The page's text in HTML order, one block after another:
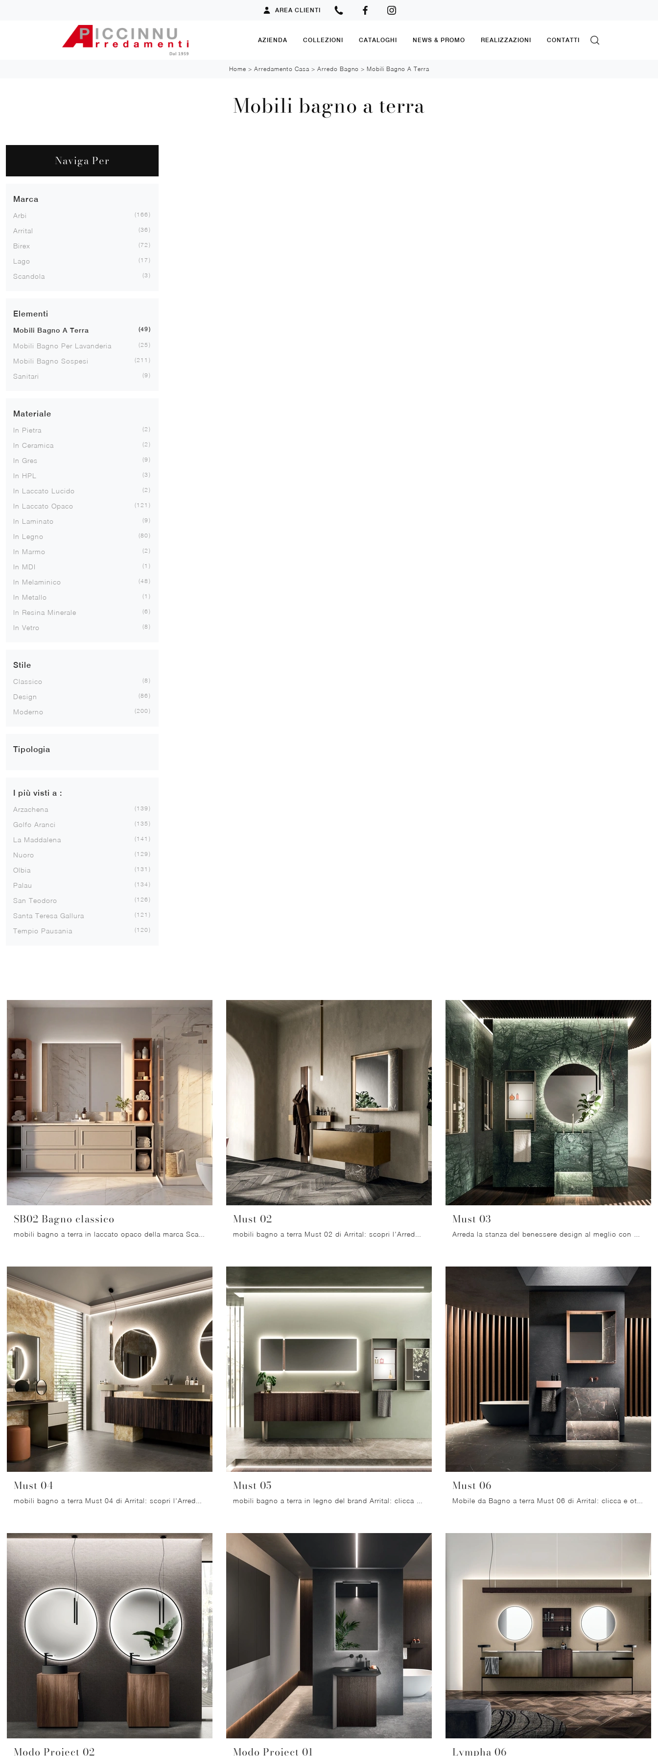
AREA CLIENTI
AZIENDA COLLEZIONI CATALOGHI NEWS & PROMO REALIZZAZIONI CONTATTI
Home > Arredamento Casa > Arredo Bagno > Mobili Bagno A Terra
Mobili bagno a terra
Naviga Per
Marca
Arbi 166
Arrital 36
Birex 72
Lago 17
Scandola 3
Elementi
Mobili Bagno A Terra 49
Mobili Bagno Per Lavanderia 25
Mobili Bagno Sospesi 211
Sanitari 9
Materiale
In Pietra 2
In Ceramica 2
In Gres 9
In HPL 3
In Laccato Lucido 2
In Laccato Opaco 121
In Laminato 9
In Legno 80
In Marmo 2
In MDI 1
In Melaminico 48
In Metallo 1
In Resina Minerale 6
In Vetro 8
Stile
Classico 8
Design 86
Moderno 200
Tipologia
I più visti a :
Arzachena 139
Golfo Aranci 135
La Maddalena 141
Nuoro 129
Olbia 131
Palau 134
San Teodoro 126
Santa Teresa Gallura 121
Tempio Pausania 120
SB02 Bagno classico Must 02 Must 03
Must 04 Must 05 Must 06
Modo Project 02 Modo Project 01 Lympha 06